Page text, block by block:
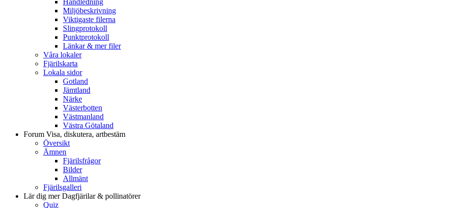
Miljöbeskrivning
Viktigaste filerna
Slingprotokoll
Punktprotokoll
Länkar & mer filer
Våra lokaler
Fjärilskarta
Lokala sidor
Gotland
Jämtland
Närke
Västerbotten
Västmanland
Västra Götaland
Forum Visa, diskutera, artbestäm
Översikt
Ämnen
Fjärilsfrågor
Bilder
Allmänt
Fjärilsgalleri
Lär dig merDagfjärilar & pollinatörer
Quiz